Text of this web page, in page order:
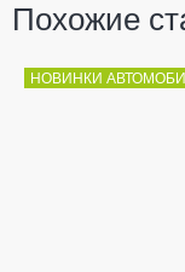
Похожие
НОВИНКИ